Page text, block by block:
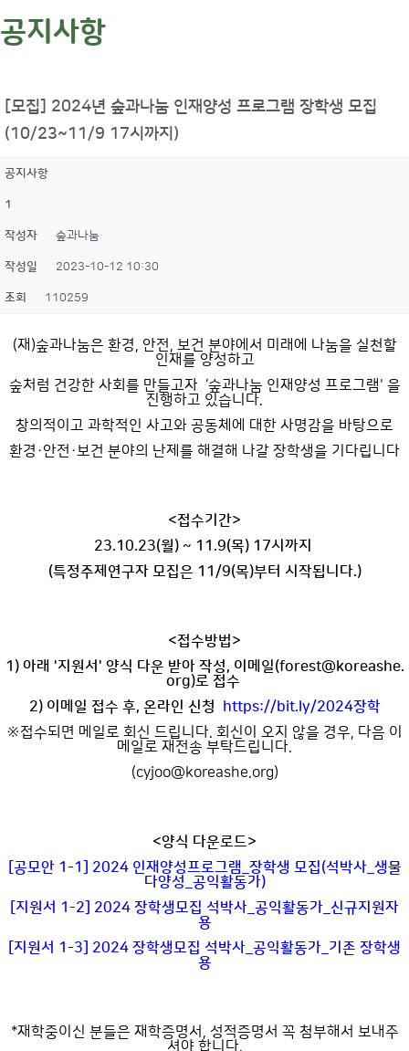
공지사항
[모집] 2024년 숲과나눔 인재양성 프로그램 장학생 모집
(10/23~11/9 17시까지)
공지사항
1
작성자 숲과나눔
작성일 2023-10-12 10:30
조회 110259
(재)숲과나눔은 환경, 안전, 보건 분야에서 미래에 나눔을 실천할
인재를 양성하고
숲처럼 건강한 사회를 만들고자 ‘숲과나눔 인재양성 프로그램' 을
진행하고 있습니다.
창의적이고 과학적인 사고와 공동체에 대한 사명감을 바탕으로
환경·안전·보건 분야의 난제를 해결해 나갈 장학생을 기다립니다
<접수기간>
23.10.23(월) ~ 11.9(목) 17시까지
(특정주제연구자 모집은 11/9(목)부터 시작됩니다.)
<접수방법>
1) 아래 '지원서' 양식 다운 받아 작성, 이메일(forest@koreashe.
org)로 접수
2) 이메일 접수 후, 온라인 신청 https://bit.ly/2024장학
※접수되면 메일로 회신 드립니다. 회신이 오지 않을 경우, 다음 이
메일로 재전송 부탁드립니다.
(cyjoo@koreashe.org)
<양식 다운로드>
[공모안 1-1] 2024 인재양성프로그램_장학생 모집(석박사_생물
다양성_공익활동가)
[지원서 1-2] 2024 장학생모집 석박사_공익활동가_신규지원자
용
[지원서 1-3] 2024 장학생모집 석박사_공익활동가_기존 장학생
용
*재학중이신 분들은 재학증명서, 성적증명서 꼭 첨부해서 보내주
셔야 합니다.